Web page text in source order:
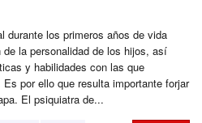
durante los primeros años de vida
la personalidad de los hijos, así
y habilidades con las que
por ello que resulta importante forjar
El psiquiatra de...